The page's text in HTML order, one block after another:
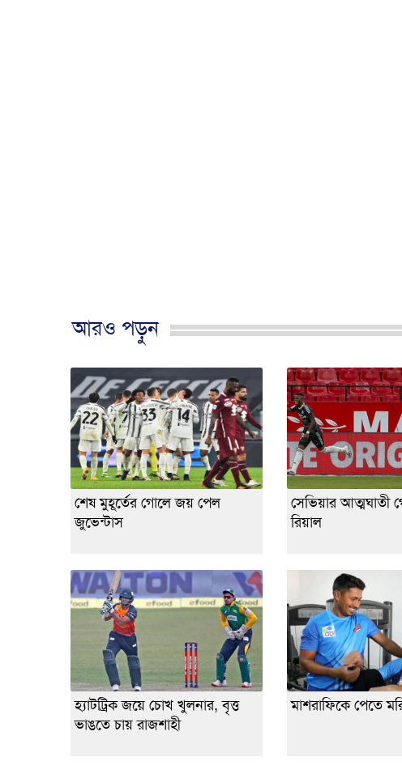
আরও পড়ুন
শেষ মুহূর্তের গোলে জয় পেল
জুভেন্টাস
সেভিয়ার আত্মঘাতী
রিয়াল
হ্যাটট্রিক জয়ে চোখ খুলনার, বৃত্ত
ভাঙতে চায় রাজশাহী
মাশরাফিকে পেতে